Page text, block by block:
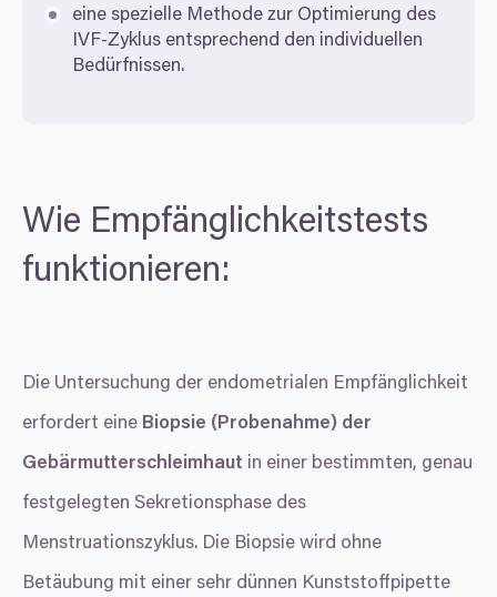
eine spezielle Methode zur Optimierung des
IVF-Zyklus entsprechend den individuellen
Bedürfnissen.
Wie Empfänglichkeitstests
funktionieren:
Die Untersuchung der endometrialen Empfänglichkeit
erfordert eine Biopsie (Probenahme) der
Gebärmutterschleimhaut in einer bestimmten, genau
festgelegten Sekretionsphase des
Menstruationszyklus. Die Biopsie wird ohne
Betäubung mit einer sehr dünnen Kunststoffpipette